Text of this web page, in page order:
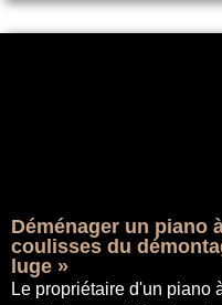
Déménager un piano
coulisses du
luge »
Le propriétaire d'un piano